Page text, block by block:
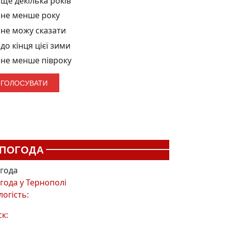
не менше року
не можу сказати
до кінця цієї зими
не менше півроку
ПОГОДА
уТернополі